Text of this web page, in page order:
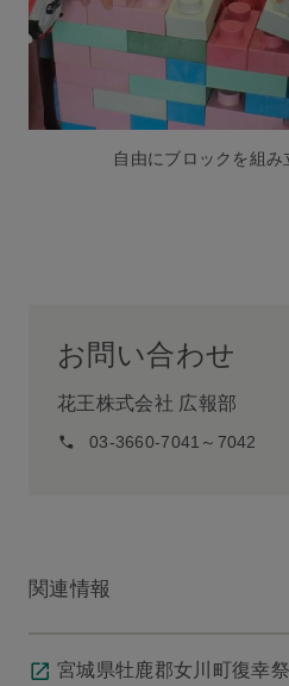
自由にブロックを組み
お問い合わせ
花王株式会社 広報部
03-3660-7041～7042
関連情報
宮城県牡鹿郡女川町復幸祭